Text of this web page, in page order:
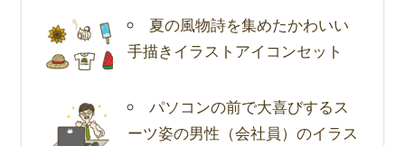
夏の風物詩を集めたかわいい
手描きイラストアイコンセット
パソコンの前で大喜びするス
ーツ姿の男性（会社員）のイラス